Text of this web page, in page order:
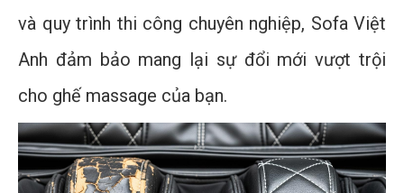
và quy trình thi công chuyên nghiệp, Sofa Việt
Anh đảm bảo mang lại sự đổi mới vượt trội
cho ghế massage của bạn.